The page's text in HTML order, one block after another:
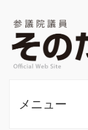
メニュー